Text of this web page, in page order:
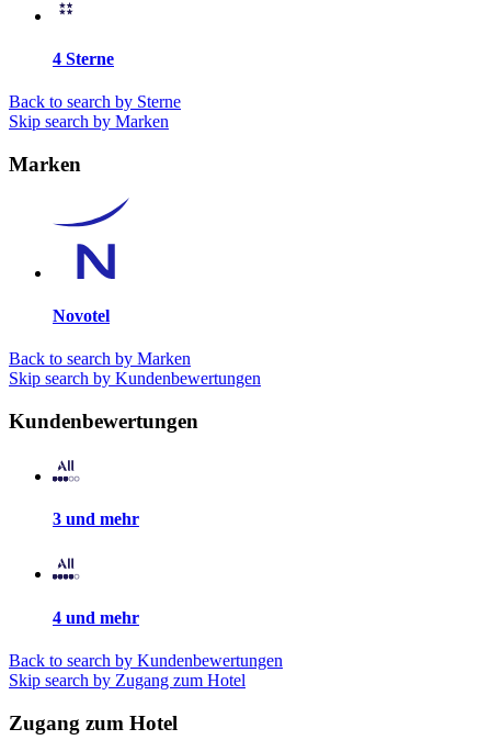
4 Sterne
Back to search by Sterne
Skip search by Marken
Marken
Novotel
Back to search by Marken
Skip search by Kundenbewertungen
Kundenbewertungen
3 und mehr
4 und mehr
Back to search by Kundenbewertungen
Skip search by Zugang zum Hotel
Zugang zum Hotel